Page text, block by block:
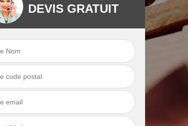
Devis pose de
gouttière 70
Devis réparation
toiture 70
DEVIS GRATUIT